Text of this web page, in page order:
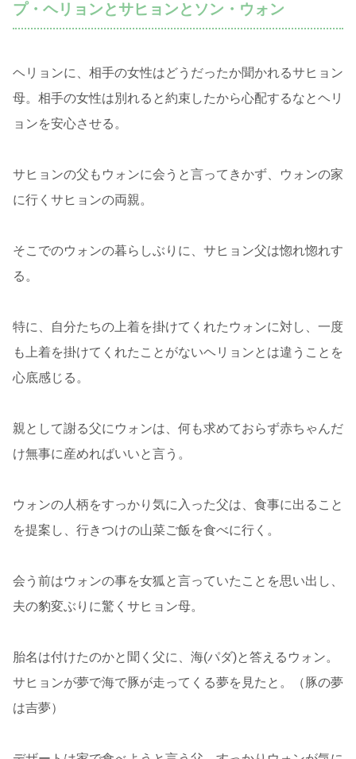
プ・ヘリョンとサヒョンとソン・ウォン
ヘリョンに、相手の女性はどうだったか聞かれるサヒョン
母。相手の女性は別れると約束したから心配するなとヘリ
ョンを安心させる。
サヒョンの父もウォンに会うと言ってきかず、ウォンの家
に行くサヒョンの両親。
そこでのウォンの暮らしぶりに、サヒョン父は惚れ惚れす
る。
特に、自分たちの上着を掛けてくれたウォンに対し、一度
も上着を掛けてくれたことがないヘリョンとは違うことを
心底感じる。
親として謝る父にウォンは、何も求めておらず赤ちゃんだ
け無事に産めればいいと言う。
ウォンの人柄をすっかり気に入った父は、食事に出ること
を提案し、行きつけの山菜ご飯を食べに行く。
会う前はウォンの事を女狐と言っていたことを思い出し、
夫の豹変ぶりに驚くサヒョン母。
胎名は付けたのかと聞く父に、海(パダ)と答えるウォン。
サヒョンが夢で海で豚が走ってくる夢を見たと。（豚の夢
は吉夢）